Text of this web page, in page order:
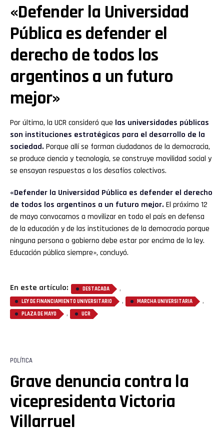
«Defender la Universidad
Pública es defender el
derecho de todos los
argentinos a un futuro
mejor»
Por último, la UCR consideró que las universidades públicas
son instituciones estratégicas para el desarrollo de la
sociedad. Porque allí se forman ciudadanos de la democracia,
se produce ciencia y tecnología, se construye movilidad social y
se ensayan respuestas a los desafíos colectivos.
«Defender la Universidad Pública es defender el derecho
de todos los argentinos a un futuro mejor. El próximo 12
de mayo convocamos a movilizar en todo el país en defensa
de la educación y de las instituciones de la democracia porque
ninguna persona o gobierno debe estar por encima de la ley.
Educación pública siempre», concluyó.
En este artículo: DESTACADA ,
LEY DE FINANCIAMIENTO UNIVERSITARIO , MARCHA UNIVERSITARIA ,
PLAZA DE MAYO , UCR
POLÍTICA
Grave denuncia contra la
vicepresidenta Victoria
Villarruel